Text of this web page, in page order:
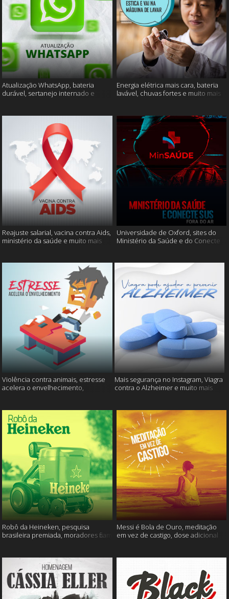
Atualização WhatsApp, bateria
durável, sertanejo internado e
Energia elétrica mais cara, bateria
lavável, chuvas fortes e muito mais
Reajuste salarial, vacina contra Aids,
ministério da saúde e muito mais
Universidade de Oxford, sites do
Ministério da Saúde e do Conecte
Violência contra animais, estresse
acelera o envelhecimento,
Mais segurança no Instagram, Viagra
contra o Alzheimer e muito mais
Robô da Heineken, pesquisa
brasileira premiada, moradores ficam
Messi é Bola de Ouro, meditação
em vez de castigo, dose adicional